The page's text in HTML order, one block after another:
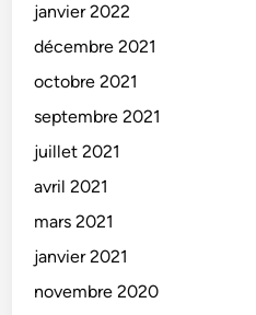
janvier 2022
décembre 2021
octobre 2021
septembre 2021
juillet 2021
avril 2021
mars 2021
janvier 2021
novembre 2020